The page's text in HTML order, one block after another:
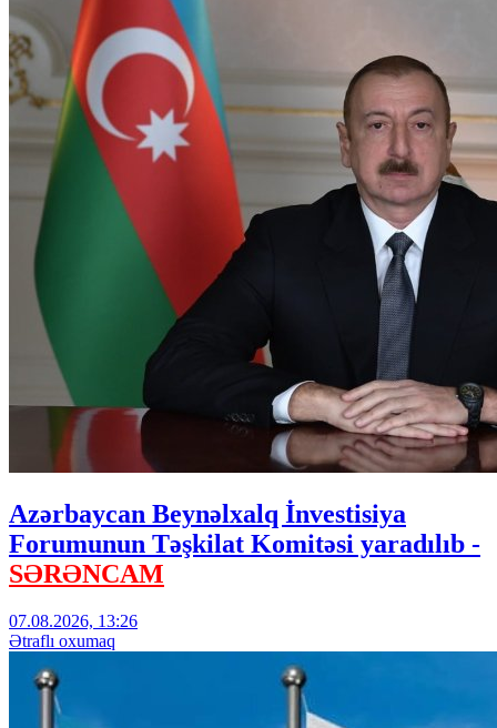
Azərbaycan Beynəlxalq İnvestisiya
Forumunun Təşkilat Komitəsi yaradılıb -
SƏRƏNCAM
07.08.2026, 13:26
Ətraflı oxumaq